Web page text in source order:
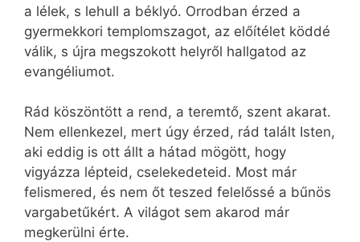
a lélek, s lehull a béklyó. Orrodban érzed a
gyermekkori templomszagot, az előítélet köddé
válik, s újra megszokott helyről hallgatod az
evangéliumot.
Rád köszöntött a rend, a teremtő, szent akarat.
Nem ellenkezel, mert úgy érzed, rád talált Isten,
aki eddig is ott állt a hátad mögött, hogy
vigyázza lépteid, cselekedeteid. Most már
felismered, és nem őt teszed felelőssé a bűnös
vargabetűkért. A világot sem akarod már
megkerülni érte.